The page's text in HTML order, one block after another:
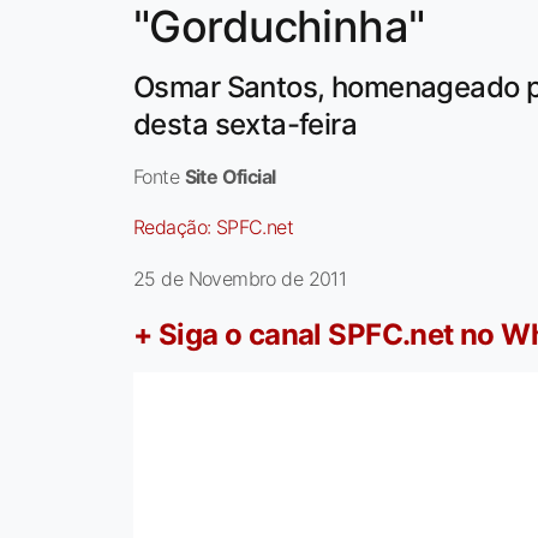
"Gorduchinha"
Osmar Santos, homenageado
desta sexta-feira
Fonte Site Oficial
Redação: SPFC.net
25 de Novembro de 2011
+ Siga o canal SPFC.net no